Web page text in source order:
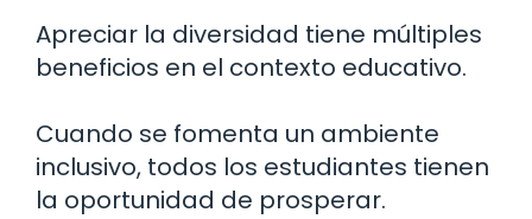
Apreciar la diversidad tiene múltiples
beneficios en el contexto educativo.
Cuando se fomenta un ambiente
inclusivo, todos los estudiantes tienen
la oportunidad de prosperar.